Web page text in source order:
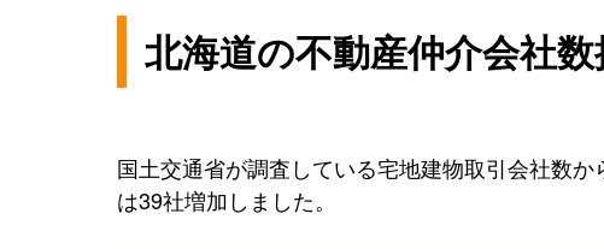
北海道の不動産仲介会社
国土交通省が調査している宅地建物取引会社数
は39社増加しました。